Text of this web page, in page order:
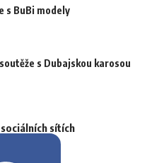
s BuBi modely
s Dubajskou karosou
sítích